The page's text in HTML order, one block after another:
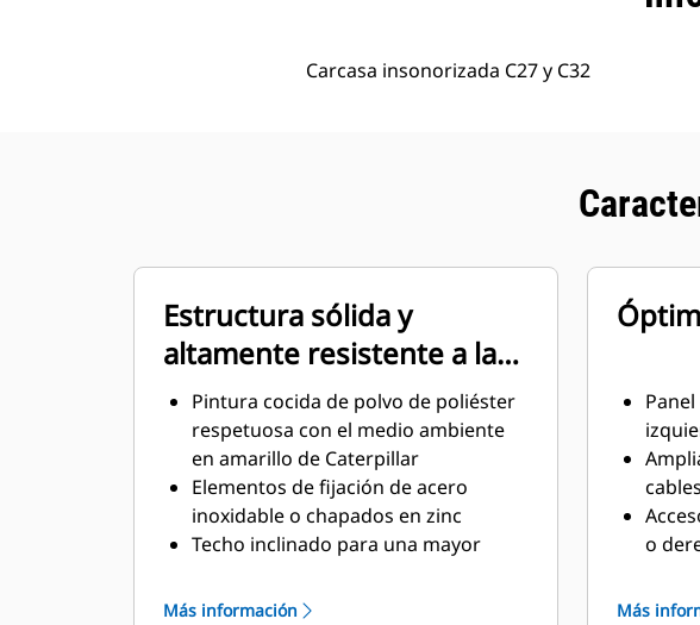
Carcasa insonorizada C27 y C32
Estructura sólida y
altamente resistente a la
corrosión
Pintura cocida de polvo de poliéster
respetuosa con el medio ambiente
en amarillo de Caterpillar
Elementos de fijación de acero
inoxidable o chapados en zinc
Techo inclinado para una mayor
Sistema de escape/silenciador
Más información
o
Más